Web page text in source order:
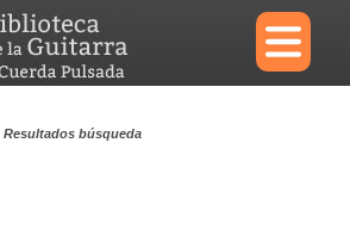
×
Resultados búsqueda